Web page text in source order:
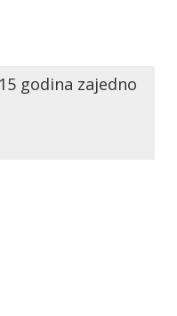
godina zajedno